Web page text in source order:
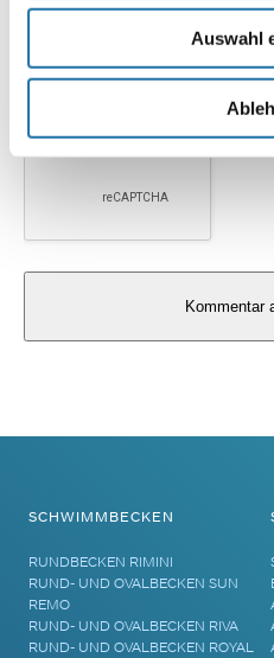
Auswahl
Website
SCHWIMMBECKEN
RUNDBECKEN RIMINI
RUND- UND OVALBECKEN SUN
REMO
RUND- UND OVALBECKEN RIVA
RUND- UND OVALBECKEN ROYAL